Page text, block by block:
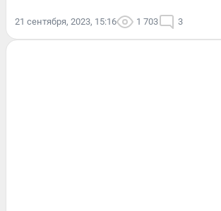
21 сентября, 2023, 15:16 1 703 3